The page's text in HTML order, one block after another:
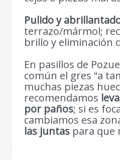
Pulido y
terrazo/mármol;
brillo y eliminación
En pasillos de
común el gres “a
muchas piezas
recomendamos
por paños; si es
cambiamos esa
las juntas para que